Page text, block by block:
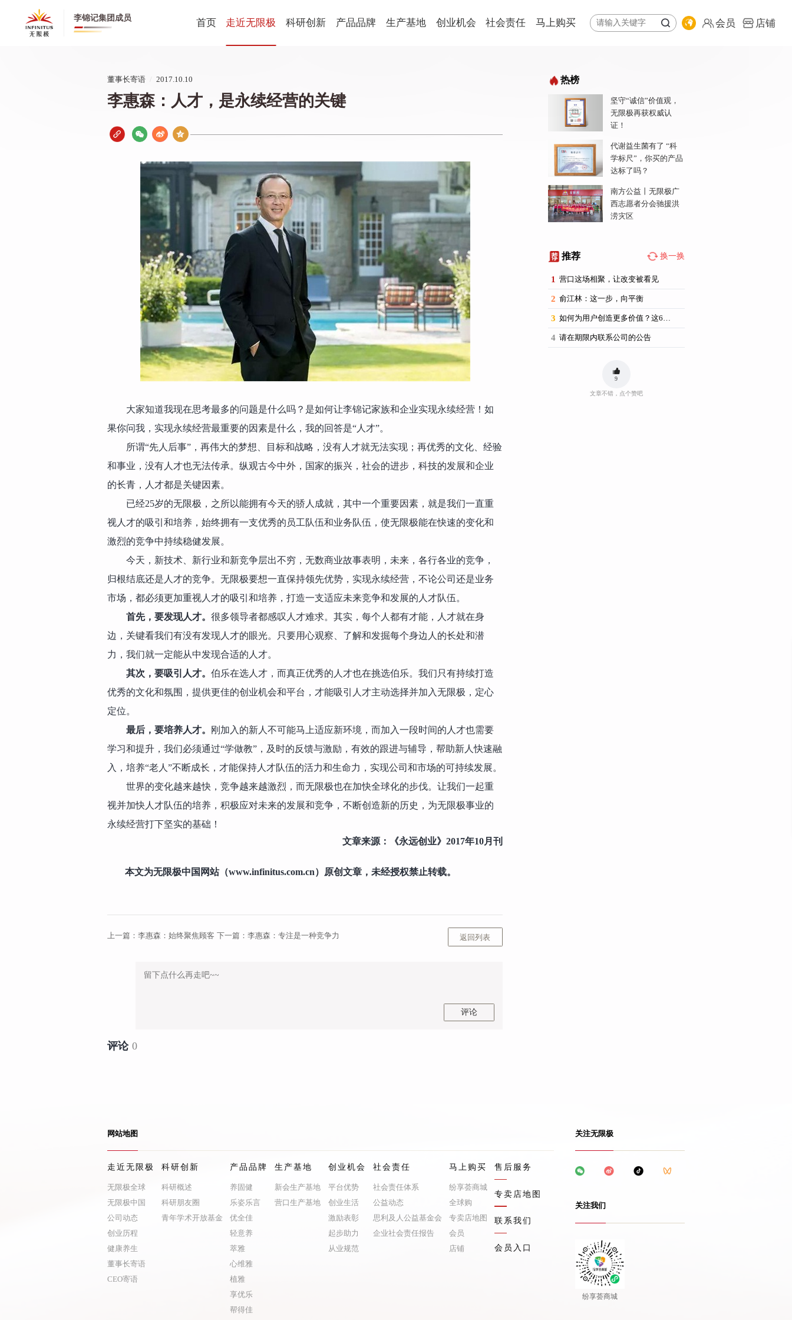
李锦记集团成员 首页 走近无限极
公司动态
董事长寄语
CEO寄语
科研创新
青年学术开放基金
产品品牌
轻意养
家居用品
植雅
帮得佳
生产基地 创业机会 社会责任 马上购买
全球购
专卖店地图
会员 店铺
董事长寄语 2017.10.10
李惠森：人才，是永续经营的关键
大家知道我现在思考最多的问题是什么吗？是如何让李锦记家族和企业实现永续经营！如
果你问我，实现永续经营最重要的因素是什么，我的回答是“人才”。
所谓“先人后事”，再伟大的梦想、目标和战略，没有人才就无法实现；再优秀的文化、经验
和事业，没有人才也无法传承。纵观古今中外，国家的振兴，社会的进步，科技的发展和企业
的长青，人才都是关键因素。
已经25岁的无限极，之所以能拥有今天的骄人成就，其中一个重要因素，就是我们一直重
视人才的吸引和培养，始终拥有一支优秀的员工队伍和业务队伍，使无限极能在快速的变化和
激烈的竞争中持续稳健发展。
今天，新技术、新行业和新竞争层出不穷，无数商业故事表明，未来，各行各业的竞争，
归根结底还是人才的竞争。无限极要想一直保持领先优势，实现永续经营，不论公司还是业务
市场，都必须更加重视人才的吸引和培养，打造一支适应未来竞争和发展的人才队伍。
首先，要发现人才。 很多领导者都感叹人才难求。其实，每个人都有才能，人才就在身
边，关键看我们有没有发现人才的眼光。只要用心观察、了解和发掘每个身边人的长处和潜
力，我们就一定能从中发现合适的人才。
其次，要吸引人才。 伯乐在选人才，而真正优秀的人才也在挑选伯乐。我们只有持续打造
优秀的文化和氛围，提供更佳的创业机会和平台，才能吸引人才主动选择并加入无限极，定心
定位。
最后，要培养人才。
刚加入的新人不可能马上适应新环境，而加入一段时间的人才也需要
学习和提升，我们必须通过“学做教”，及时的反馈与激励，有效的跟进与辅导，帮助新人快速融
入，培养“老人”不断成长，才能保持人才队伍的活力和生命力，实现公司和市场的可持续发展。
世界的变化越来越快，竞争越来越激烈，而无限极也在加快全球化的步伐。让我们一起重
视并加快人才队伍的培养，积极应对未来的发展和竞争，不断创造新的历史，为无限极事业的
永续经营打下坚实的基础！
文章来源：《永远创业》2017年10月刊
本文为无限极中国网站（www.infinitus.com.cn）原创文章，未经授权禁止转载。
上一篇： 李惠森：始终聚焦顾客 下一篇： 李惠森：专注是一种竞争力 返回列表
评论
评论 0
热榜
坚守“诚信”价值观，
无限极再获权威认
证！
代谢益生菌有了 “科
学标尺”，你买的产品
达标了吗？
南方公益丨无限极广
西志愿者分会驰援洪
涝灾区
推荐 换一换
1 营口这场相聚，让改变被看见
2 俞江林：这一步，向平衡
3 如何为用户创造更多价值？这6场思享荟提供了新思路
4 请在期限内联系公司的公告
9
文章不错，点个赞吧
网站地图
走近无限极
无限极全球
无限极中国
公司动态
创业历程
健康养生
董事长寄语
CEO寄语
科研创新
科研概述
科研朋友圈
青年学术开放基金
产品品牌
养固健
乐姿乐言
优全佳
轻意养
萃雅
心维雅
植雅
享优乐
帮得佳
生产基地
新会生产基地
营口生产基地
创业机会
平台优势
创业生活
激励表彰
起步助力
从业规范
社会责任
社会责任体系
公益动态
思利及人公益基金会
企业社会责任报告
马上购买
纷享荟商城
全球购
专卖店地图
会员
店铺
售后服务
专卖店地图
联系我们
会员入口
关注无限极
关注我们
纷享荟商城